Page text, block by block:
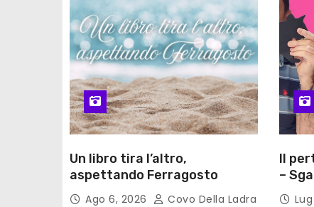
Un libro tira l’altro,
aspettando Ferragosto
Ago 6, 2026
Covo Della Ladra
Il
–